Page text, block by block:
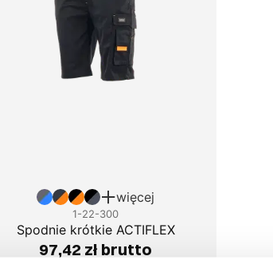
więcej
1-22-300
Spodnie krótkie ACTIFLEX
97,42 zł brutto